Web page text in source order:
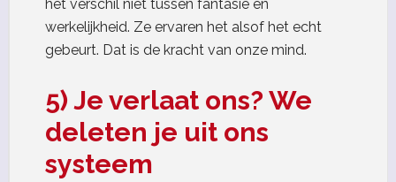
het verschil niet tussen fantasie en
werkelijkheid. Ze ervaren het alsof het echt
gebeurt. Dat is de kracht van onze mind.
5) Je verlaat ons? We
deleten je uit ons
systeem